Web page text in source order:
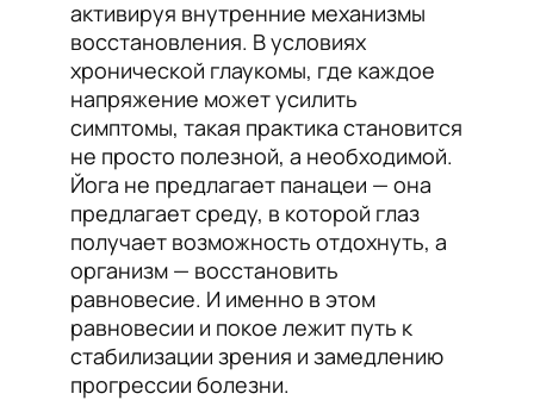
активируя внутренние механизмы
восстановления. В условиях
хронической глаукомы, где каждое
напряжение может усилить
симптомы, такая практика становится
не просто полезной, а необходимой.
Йога не предлагает панацеи — она
предлагает среду, в которой глаз
получает возможность отдохнуть, а
организм — восстановить
равновесие. И именно в этом
равновесии и покое лежит путь к
стабилизации зрения и замедлению
прогрессии болезни.